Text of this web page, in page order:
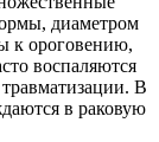
диаметром
к ороговению,
воспаляются
травматизации. В
в раковую